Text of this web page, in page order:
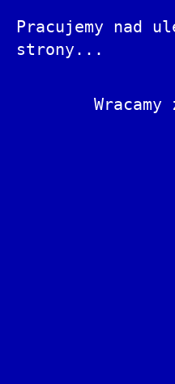
Pracujemy nad
strony...